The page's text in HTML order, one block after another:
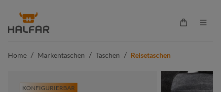
springen
Home / Markentaschen / Taschen / Reisetaschen
KONFIGURIERBAR